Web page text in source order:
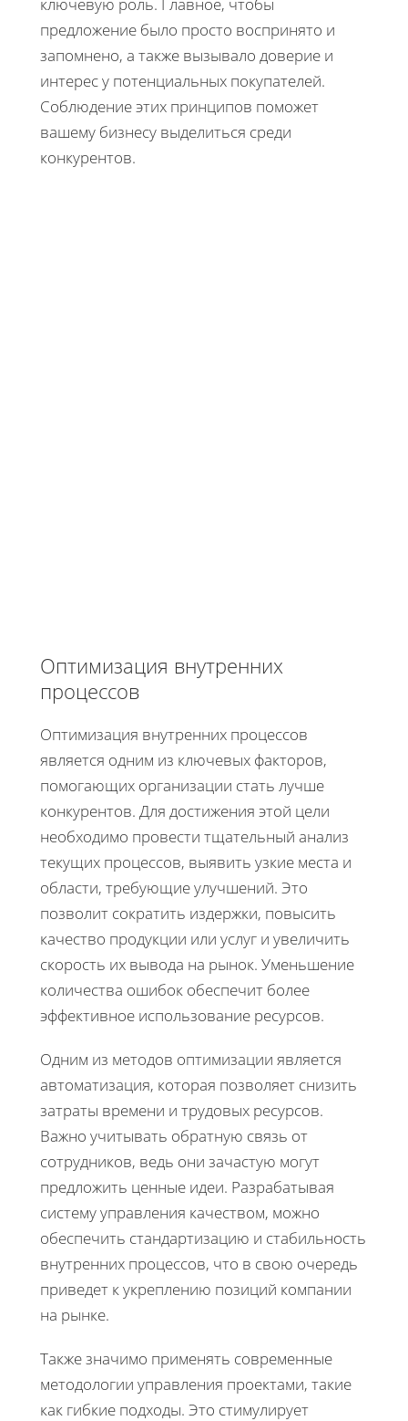
предложение было просто воспринято и
запомнено, а также вызывало доверие и
интерес у потенциальных покупателей.
Соблюдение этих принципов поможет
вашему бизнесу выделиться среди
конкурентов.
Оптимизация внутренних
процессов
Оптимизация внутренних процессов
является одним из ключевых факторов,
помогающих организации стать лучше
конкурентов. Для достижения этой цели
необходимо провести тщательный анализ
текущих процессов, выявить узкие места и
области, требующие улучшений. Это
позволит сократить издержки, повысить
качество продукции или услуг и увеличить
скорость их вывода на рынок. Уменьшение
количества ошибок обеспечит более
эффективное использование ресурсов.
Одним из методов оптимизации является
автоматизация, которая позволяет снизить
затраты времени и трудовых ресурсов.
Важно учитывать обратную связь от
сотрудников, ведь они зачастую могут
предложить ценные идеи. Разрабатывая
систему управления качеством, можно
обеспечить стандартизацию и стабильность
внутренних процессов, что в свою очередь
приведет к укреплению позиций компании
на рынке.
Также значимо применять современные
методологии управления проектами, такие
как гибкие подходы. Это стимулирует